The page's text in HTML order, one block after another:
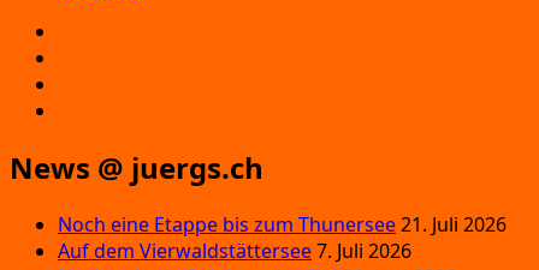
News @ juergs.ch
Noch eine Etappe bis zum Thunersee21. Juli 2026
Auf dem Vierwaldstättersee7. Juli 2026